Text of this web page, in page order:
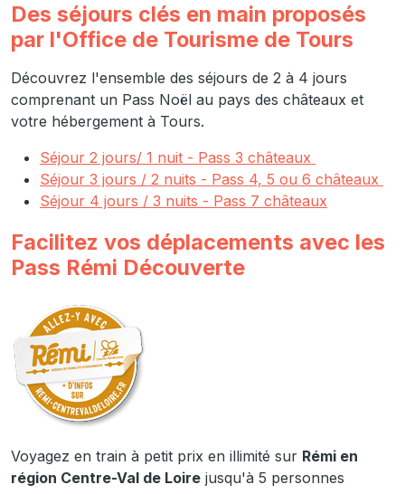
Des séjours clés en main proposés
par l'Office de Tourisme de Tours
Découvrez l'ensemble des séjours de 2 à 4 jours
comprenant un Pass Noël au pays des châteaux et
votre hébergement à Tours.
Séjour 2 jours/ 1 nuit - Pass 3 châteaux
Séjour 3 jours / 2 nuits - Pass 4, 5 ou 6 châteaux
Séjour 4 jours / 3 nuits - Pass 7 châteaux
Facilitez vos déplacements avec les
Pass Rémi Découverte
Voyagez en train à petit prix en illimité sur Rémi en
région Centre-Val de Loire jusqu'à 5 personnes